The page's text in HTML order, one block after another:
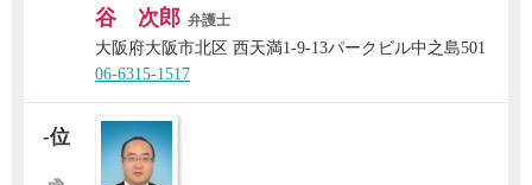
谷 次郎 弁護士
大阪府大阪市北区 西天満1-9-13パークビル中之島501
06-6315-1517
-位